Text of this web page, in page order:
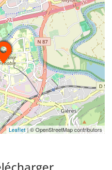
Leaflet| © OpenStreetMap contributors